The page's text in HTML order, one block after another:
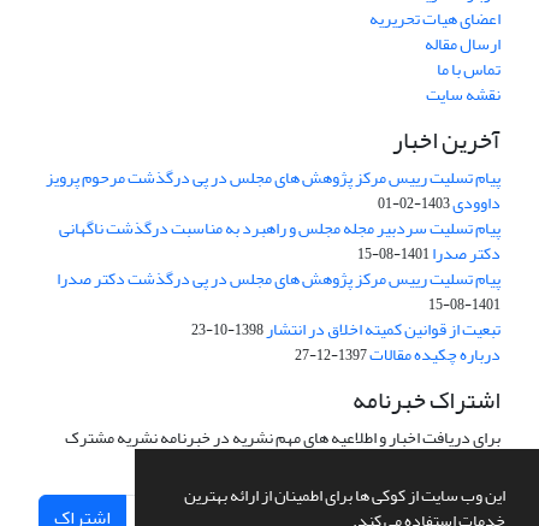
این وب سایت از کوکی ها برای اطمینان از ارائه بهترین
اعضای هیات تحریریه
ارسال مقاله
تماس با ما
نقشه سایت
آخرین اخبار
پیام تسلیت رییس مرکز پژوهش های مجلس در پی درگذشت مرحوم پرویز
داوودی1403-02-01
پیام تسلیت سردبیر مجله مجلس و راهبرد به مناسبت درگذشت ناگهانی
دکتر صدرا1401-08-15
پیام تسلیت رییس مرکز پژوهش های مجلس در پی درگذشت دکتر صدرا
1401-08-15
تبعیت از قوانین کمیته اخلاق در انتشار1398-10-23
درباره چکیده مقالات1397-12-27
اشتراک خبرنامه
برای دریافت اخبار و اطلاعیه های مهم نشریه در خبرنامه نشریه مشترک
اشتراک